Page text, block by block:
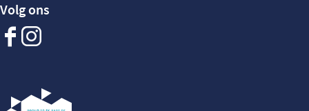
Volg ons
Facebook
Instagram